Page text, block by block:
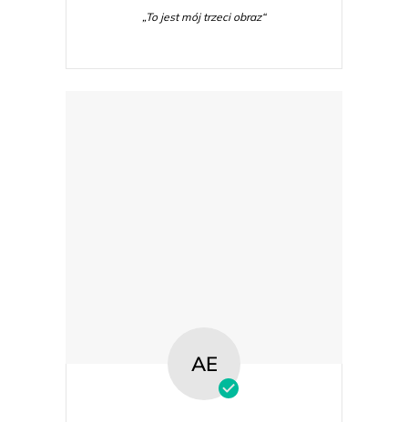
„To jest mój trzeci obraz“
AE